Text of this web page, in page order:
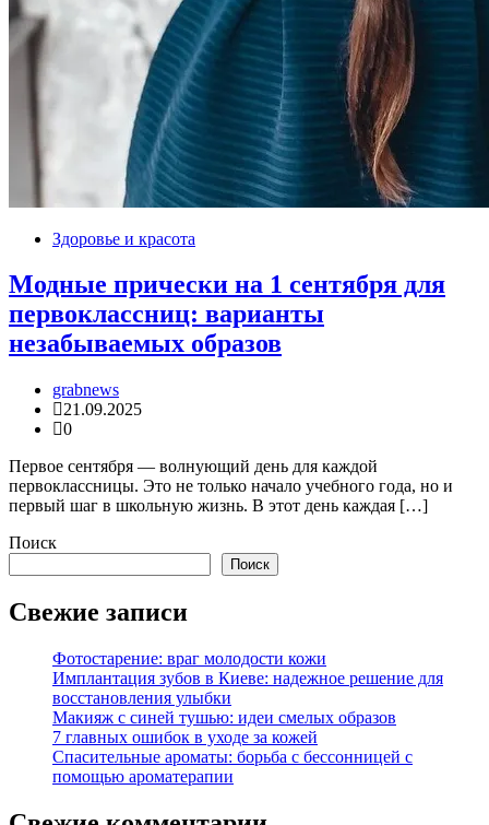
Здоровье и красота
Модные прически на 1 сентября для
первоклассниц: варианты
незабываемых образов
grabnews
21.09.2025
0
Первое сентября — волнующий день для каждой
первоклассницы. Это не только начало учебного года, но и
первый шаг в школьную жизнь. В этот день каждая […]
Поиск
Поиск
Свежие записи
Фотостарение: враг молодости кожи
Имплантация зубов в Киеве: надежное решение для
восстановления улыбки
Макияж с синей тушью: идеи смелых образов
7 главных ошибок в уходе за кожей
Спасительные ароматы: борьба с бессонницей с
помощью ароматерапии